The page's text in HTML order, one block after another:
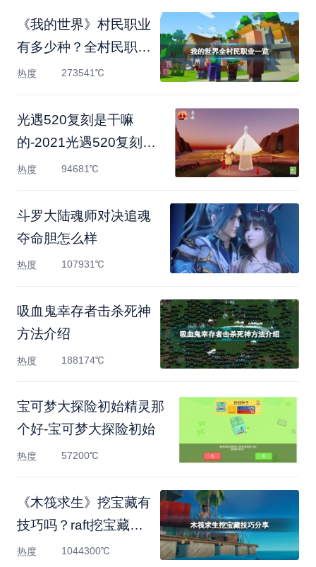
《我的世界》村民职业
有多少种？全村民职业
一
热度 273541℃
光遇520复刻是干嘛
的-2021光遇520复刻白
金先祖活动
热度 94681℃
斗罗大陆魂师对决追魂
夺命胆怎么样
热度 107931℃
吸血鬼幸存者击杀死神
方法介绍
热度 188174℃
宝可梦大探险初始精灵那
个好-宝可梦大探险初始
热度 57200℃
《木筏求生》挖宝藏有
技巧吗？raft挖宝藏技
巧分
热度 1044300℃